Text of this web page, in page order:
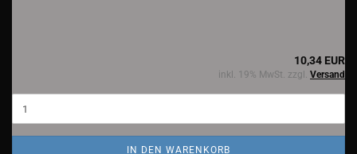
10,34 EUR
inkl. 19% MwSt. zzgl. Versand
IN DEN WARENKORB